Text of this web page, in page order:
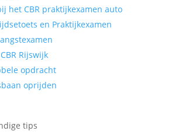
het CBR praktijkexamen auto
en Praktijkexamen
Rijswijk
opdracht
oprijden
tips